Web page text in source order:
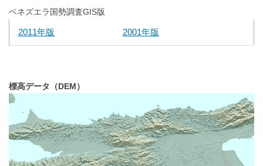
ベネズエラ国勢調査GIS版
2011年版 2001年版
標高データ（DEM）